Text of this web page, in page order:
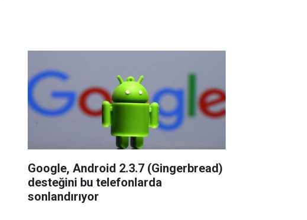
Google, Android 2.3.7 (Gingerbread)
desteğini bu telefonlarda
sonlandırıyor